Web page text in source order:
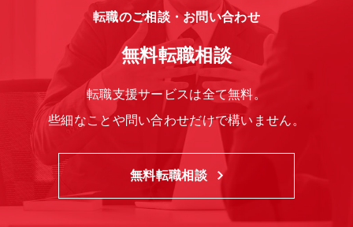
転職のご相談・お問い合わせ
無料転職相談
転職支援サービスは全て無料。
些細なことや問い合わせだけで構いません。
無料転職相談